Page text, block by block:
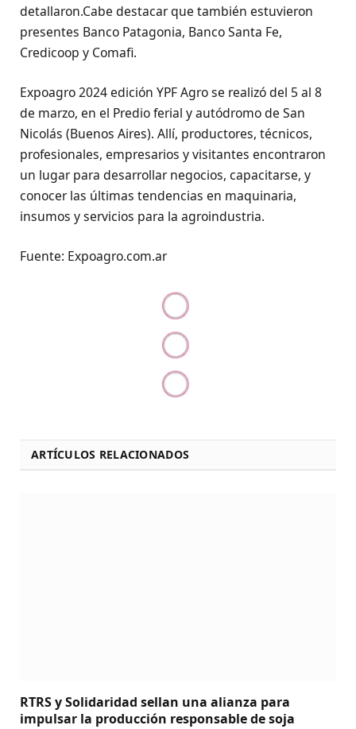
detallaron.Cabe destacar que también estuvieron
presentes Banco Patagonia, Banco Santa Fe,
Credicoop y Comafi.
Expoagro 2024 edición YPF Agro se realizó del 5 al 8
de marzo, en el Predio ferial y autódromo de San
Nicolás (Buenos Aires). Allí, productores, técnicos,
profesionales, empresarios y visitantes encontraron
un lugar para desarrollar negocios, capacitarse, y
conocer las últimas tendencias en maquinaria,
insumos y servicios para la agroindustria.
Fuente: Expoagro.com.ar
ARTÍCULOS RELACIONADOS
RTRS y Solidaridad sellan una alianza para
impulsar la producción responsable de soja